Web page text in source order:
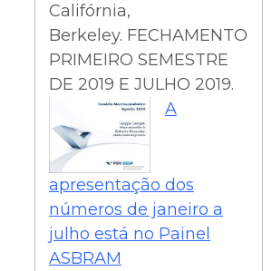
Califórnia,
Berkeley. FECHAMENTO
PRIMEIRO SEMESTRE
DE 2019 E JULHO 2019.
A
apresentação dos
números de janeiro a
julho está no Painel
ASBRAM